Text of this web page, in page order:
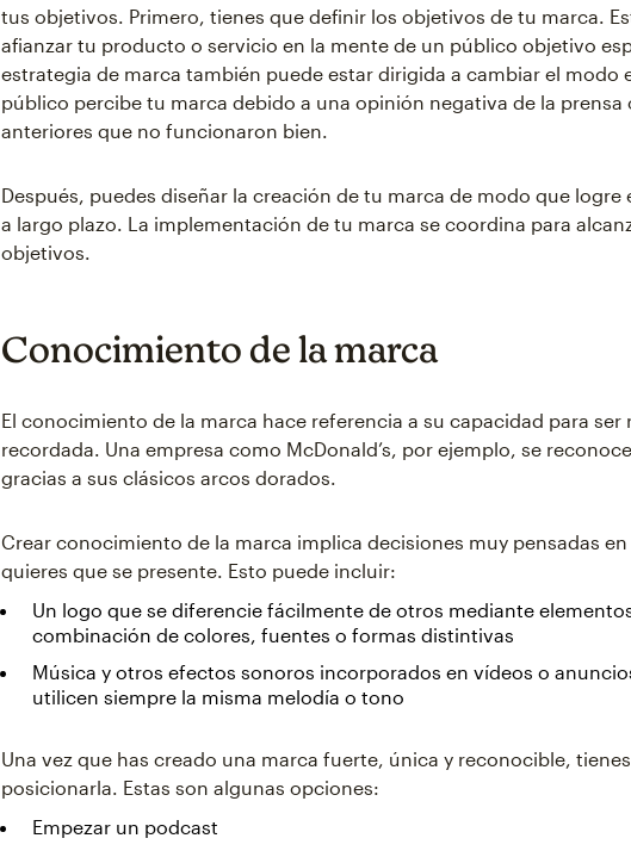
tus objetivos. Primero, tienes que definir los objetivos de tu marca.
afianzar tu producto o servicio en la mente de un público objetivo
estrategia de marca también puede estar dirigida a cambiar el modo
público percibe tu marca debido a una opinión negativa de la prensa
anteriores que no funcionaron bien.
Después, puedes diseñar la creación de tu marca de modo que logre
a largo plazo. La implementación de tu marca se coordina para
objetivos.
Conocimiento de la marca
El conocimiento de la marca hace referencia a su capacidad para ser
recordada. Una empresa como McDonald’s, por ejemplo, se
gracias a sus clásicos arcos dorados.
Crear conocimiento de la marca implica decisiones muy pensadas
quieres que se presente. Esto puede incluir:
Un logo que se diferencie fácilmente de otros mediante
combinación de colores, fuentes o formas distintivas
Música y otros efectos sonoros incorporados en vídeos o
utilicen siempre la misma melodía o tono
Una vez que has creado una marca fuerte, única y reconocible,
posicionarla. Estas son algunas opciones:
Empezar un podcast